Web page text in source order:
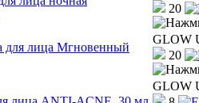
20
GLOW
20
GLOW